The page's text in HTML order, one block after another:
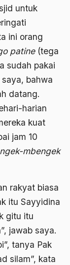
untuk
ini orang
patine(tega
sudah pakai
bahwa
datang.
harian
kuat
jam 10
mbengek
rakyat biasa
itu Sayyidina
gitu itu
jawab saya.
tanya Pak
silam”, kata